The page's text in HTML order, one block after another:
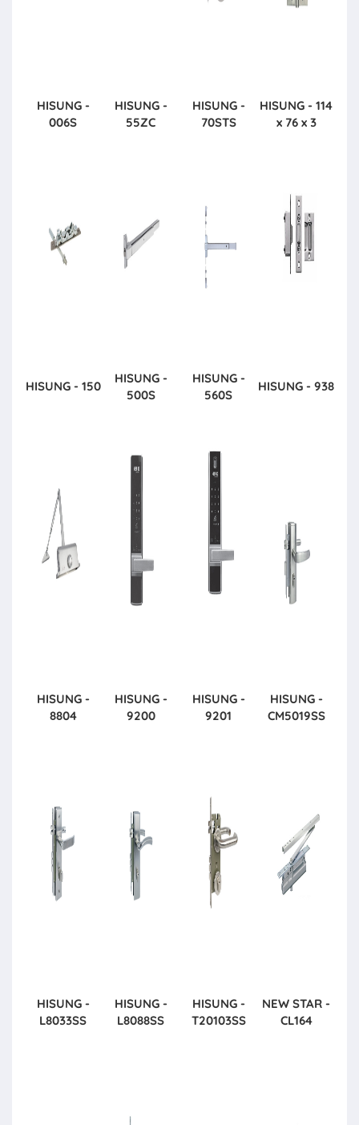
HISUNG -
006S
HISUNG -
55ZC
HISUNG -
70STS
HISUNG - 114
x 76 x 3
HISUNG - 150
HISUNG -
500S
HISUNG -
560S
HISUNG - 938
HISUNG -
8804
HISUNG -
9200
HISUNG -
9201
HISUNG -
CM5019SS
HISUNG -
L8033SS
HISUNG -
L8088SS
HISUNG -
T20103SS
NEW STAR -
CL164